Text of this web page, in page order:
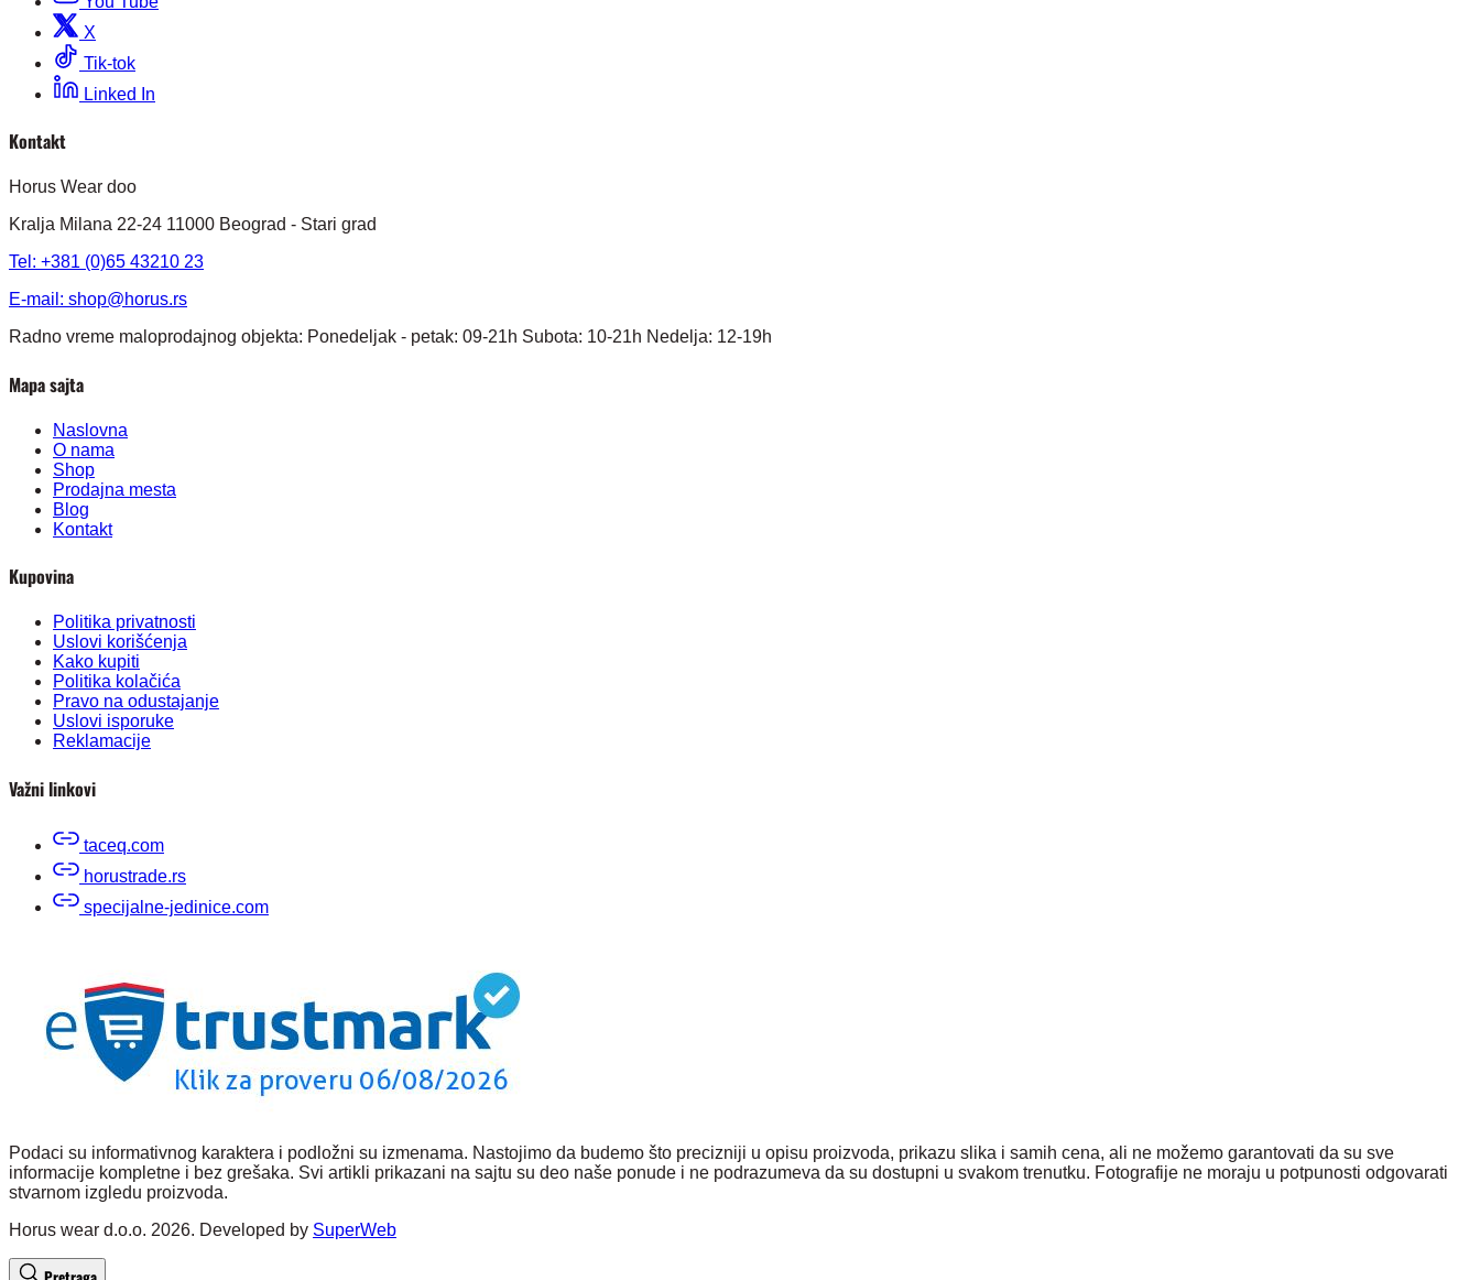
X
Tik-tok
Linked In
Kontakt
Horus Wear doo
Kralja Milana 22-24 11000 Beograd - Stari grad
Tel: +381 (0)65 43210 23
E-mail: shop@horus.rs
Radno vreme maloprodajnog objekta: Ponedeljak - petak: 09-21h Subota: 10-21h Nedelja: 12-19h
Mapa sajta
Naslovna
O nama
Shop
Prodajna mesta
Blog
Kontakt
Kupovina
Politika privatnosti
Uslovi korišćenja
Kako kupiti
Politika kolačića
Pravo na odustajanje
Uslovi isporuke
Reklamacije
Važni linkovi
taceq.com
horustrade.rs
specijalne-jedinice.com
Podaci su informativnog karaktera i podložni su izmenama. Nastojimo da budemo što precizniji u opisu proizvoda, prikazu slika i samih cena, ali ne možemo garantovati da su sve
informacije kompletne i bez grešaka. Svi artikli prikazani na sajtu su deo naše ponude i ne podrazumeva da su dostupni u svakom trenutku. Fotografije ne moraju u potpunosti odgovarati
stvarnom izgledu proizvoda.
Horus wear d.o.o. 2026. Developed by SuperWeb